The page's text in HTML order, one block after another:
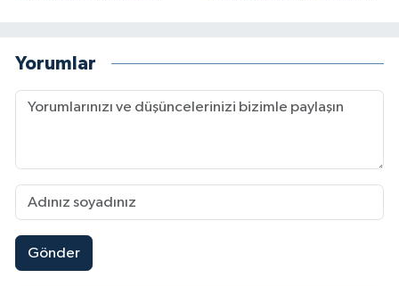
Yorumlar
Gönder